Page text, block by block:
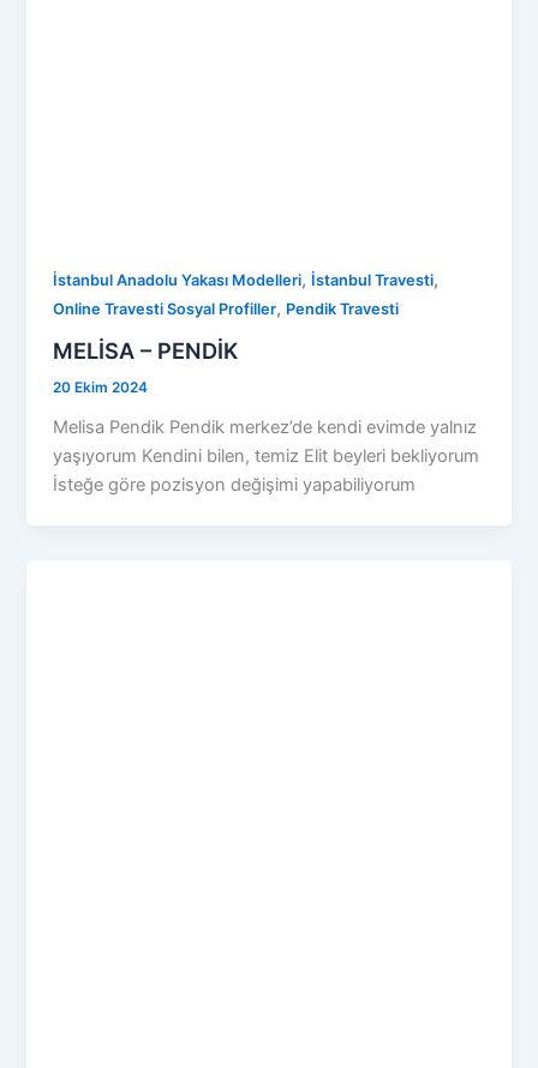
İstanbul Anadolu Yakası Modelleri, İstanbul Travesti,
Online Travesti Sosyal Profiller, Pendik Travesti
MELİSA – PENDİK
20 Ekim 2024
Melisa Pendik Pendik merkez’de kendi evimde yalnız
yaşıyorum Kendini bilen, temiz Elit beyleri bekliyorum
İsteğe göre pozisyon değişimi yapabiliyorum